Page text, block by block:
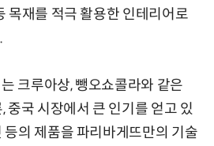
목재를 적극 활용한 인테리어로
크루아상, 뺑오쇼콜라와 같은
중국 시장에서 큰 인기를 얻고 있
등의 제품을 파리바게뜨만의 기술